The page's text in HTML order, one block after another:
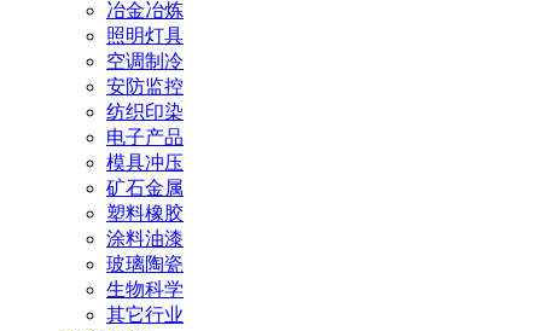
冶金冶炼
照明灯具
空调制冷
安防监控
纺织印染
电子产品
模具冲压
矿石金属
塑料橡胶
涂料油漆
玻璃陶瓷
生物科学
其它行业